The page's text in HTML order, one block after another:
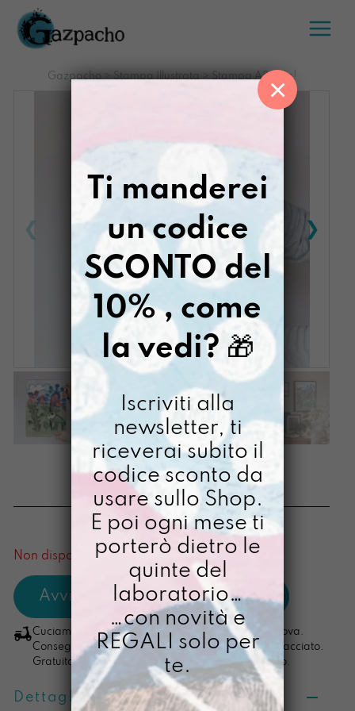
Salta
contenuto
Gazpacho> Stampa Illustrata > Stampa A3 Vola!
STAMPA A3 VOLA!
€ 28,00
[ Stampa Illustrata ]
Non disponibile al momento
Cuciamo ogni ordine nel nostro laboratorio di Padova.
Consegna in 4/5 giorni lavorativi, pacco sempre tracciato.
Gratuita per ordini di importo superiore ai 100 euro.
Dettagli prodotto
Ti manderei
un codice
SCONTO del
10% , come
la vedi? 🎁
Iscriviti alla
newsletter, ti
riceverai subito il
codice sconto da
usare sullo Shop.
E poi ogni mese ti
porterò dietro le
quinte del
laboratorio…
…con novità e
REGALI solo per
te.
×